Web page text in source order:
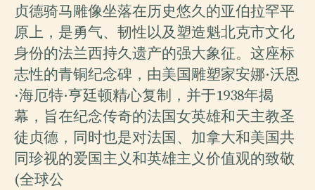
贞德骑马雕像坐落在历史悠久的亚伯拉罕平
原上，是勇气、韧性以及塑造魁北克市文化
身份的法兰西持久遗产的强大象征。这座标
志性的青铜纪念碑，由美国雕塑家安娜·沃恩
·海厄特·亨廷顿精心复制，并于1938年揭
幕，旨在纪念传奇的法国女英雄和天主教圣
徒贞德，同时也是对法国、加拿大和美国共
同珍视的爱国主义和英雄主义价值观的致敬
(全球公